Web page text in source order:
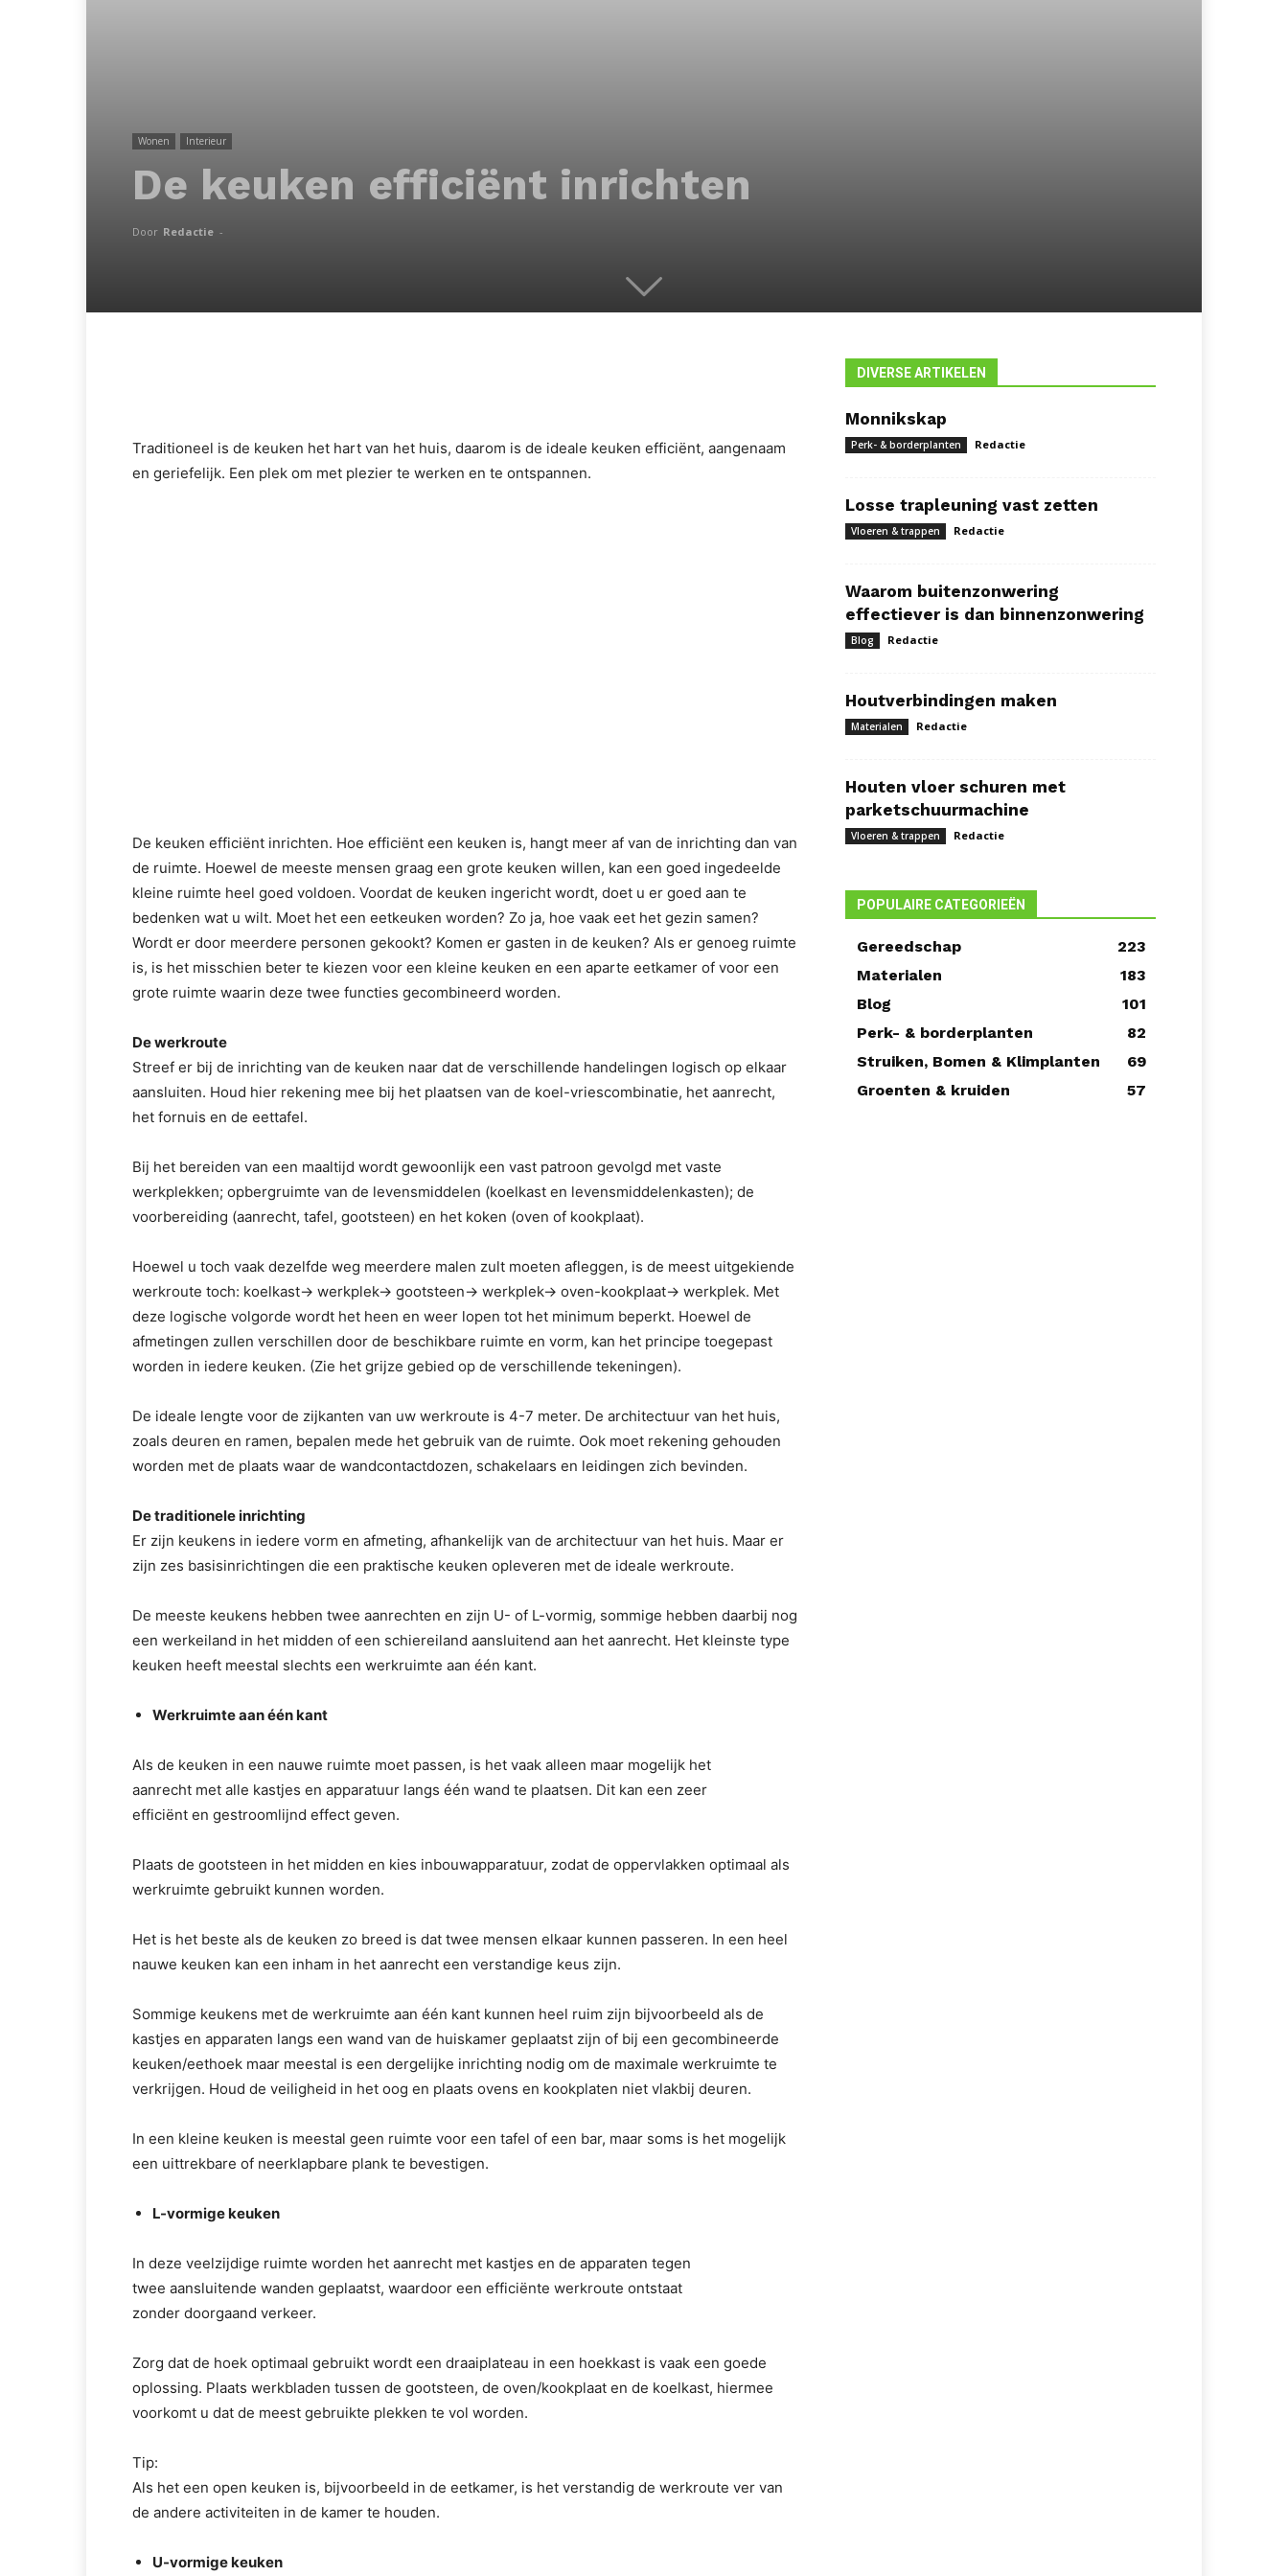
Wonen Interieur
De keuken efficiënt inrichten
Door Redactie -
Traditioneel is de keuken het hart van het huis, daarom is de ideale keuken efficiënt, aangenaam
en geriefelijk. Een plek om met plezier te werken en te ontspannen.
De keuken efficiënt inrichten. Hoe efficiënt een keuken is, hangt meer af van de inrichting dan van
de ruimte. Hoewel de meeste mensen graag een grote keuken willen, kan een goed ingedeelde
kleine ruimte heel goed voldoen. Voordat de keuken ingericht wordt, doet u er goed aan te
bedenken wat u wilt. Moet het een eetkeuken worden? Zo ja, hoe vaak eet het gezin samen?
Wordt er door meerdere personen gekookt? Komen er gasten in de keuken? Als er genoeg ruimte
is, is het misschien beter te kiezen voor een kleine keuken en een aparte eetkamer of voor een
grote ruimte waarin deze twee functies gecombineerd worden.
De werkroute
Streef er bij de inrichting van de keuken naar dat de verschillende handelingen logisch op elkaar
aansluiten. Houd hier rekening mee bij het plaatsen van de koel-vriescombinatie, het aanrecht,
het fornuis en de eettafel.
Bij het bereiden van een maaltijd wordt gewoonlijk een vast patroon gevolgd met vaste
werkplekken; opbergruimte van de levensmiddelen (koelkast en levensmiddelenkasten); de
voorbereiding (aanrecht, tafel, gootsteen) en het koken (oven of kookplaat).
Hoewel u toch vaak dezelfde weg meerdere malen zult moeten afleggen, is de meest uitgekiende
werkroute toch: koelkast-> werkplek-> gootsteen-> werkplek-> oven-kookplaat-> werkplek. Met
deze logische volgorde wordt het heen en weer lopen tot het minimum beperkt. Hoewel de
afmetingen zullen verschillen door de beschikbare ruimte en vorm, kan het principe toegepast
worden in iedere keuken. (Zie het grijze gebied op de verschillende tekeningen).
De ideale lengte voor de zijkanten van uw werkroute is 4-7 meter. De architectuur van het huis,
zoals deuren en ramen, bepalen mede het gebruik van de ruimte. Ook moet rekening gehouden
worden met de plaats waar de wandcontactdozen, schakelaars en leidingen zich bevinden.
De traditionele inrichting
Er zijn keukens in iedere vorm en afmeting, afhankelijk van de architectuur van het huis. Maar er
zijn zes basisinrichtingen die een praktische keuken opleveren met de ideale werkroute.
De meeste keukens hebben twee aanrechten en zijn U- of L-vormig, sommige hebben daarbij nog
een werkeiland in het midden of een schiereiland aansluitend aan het aanrecht. Het kleinste type
keuken heeft meestal slechts een werkruimte aan één kant.
Werkruimte aan één kant
Als de keuken in een nauwe ruimte moet passen, is het vaak alleen maar mogelijk het
aanrecht met alle kastjes en apparatuur langs één wand te plaatsen. Dit kan een zeer
efficiënt en gestroomlijnd effect geven.
Plaats de gootsteen in het midden en kies inbouwapparatuur, zodat de oppervlakken optimaal als
werkruimte gebruikt kunnen worden.
Het is het beste als de keuken zo breed is dat twee mensen elkaar kunnen passeren. In een heel
nauwe keuken kan een inham in het aanrecht een verstandige keus zijn.
Sommige keukens met de werkruimte aan één kant kunnen heel ruim zijn bijvoorbeeld als de
kastjes en apparaten langs een wand van de huiskamer geplaatst zijn of bij een gecombineerde
keuken/eethoek maar meestal is een dergelijke inrichting nodig om de maximale werkruimte te
verkrijgen. Houd de veiligheid in het oog en plaats ovens en kookplaten niet vlakbij deuren.
In een kleine keuken is meestal geen ruimte voor een tafel of een bar, maar soms is het mogelijk
een uittrekbare of neerklapbare plank te bevestigen.
L-vormige keuken
In deze veelzijdige ruimte worden het aanrecht met kastjes en de apparaten tegen
twee aansluitende wanden geplaatst, waardoor een efficiënte werkroute ontstaat
zonder doorgaand verkeer.
Zorg dat de hoek optimaal gebruikt wordt een draaiplateau in een hoekkast is vaak een goede
oplossing. Plaats werkbladen tussen de gootsteen, de oven/kookplaat en de koelkast, hiermee
voorkomt u dat de meest gebruikte plekken te vol worden.
Tip:
Als het een open keuken is, bijvoorbeeld in de eetkamer, is het verstandig de werkroute ver van
de andere activiteiten in de kamer te houden.
U-vormige keuken
DIVERSE ARTIKELEN
Monnikskap
Perk- & borderplanten Redactie
Losse trapleuning vast zetten
Vloeren & trappen Redactie
Waarom buitenzonwering
effectiever is dan binnenzonwering
Blog Redactie
Houtverbindingen maken
Materialen Redactie
Houten vloer schuren met
parketschuurmachine
Vloeren & trappen Redactie
POPULAIRE CATEGORIEËN
Gereedschap
223
Materialen
183
Blog
101
Perk- & borderplanten
82
Struiken, Bomen & Klimplanten
69
Groenten & kruiden
57